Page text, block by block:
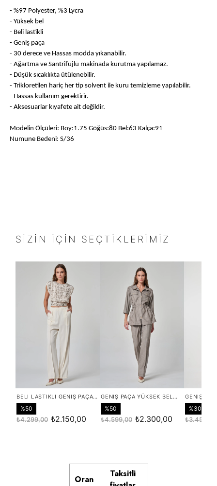
- %97 Polyester, %3 Lycra
- Yüksek bel
- Beli lastikli
- Geniş paça
- 30 derece ve Hassas modda yıkanabilir.
- Ağartma ve Santrifüjlü makinada kurutma yapılamaz.
- Düşük sıcaklıkta ütülenebilir.
- Trikloretilen hariç her tip solvent ile kuru temizleme yapılabilir.
- Hassas kullanım gerektirir.
- Aksesuarlar kıyafete ait değildir.
Modelin Ölçüleri: Boy:1.75 Göğüs:80 Bel:63 Kalça:91
Numune Bedeni: S/36
Oran
Taksitli